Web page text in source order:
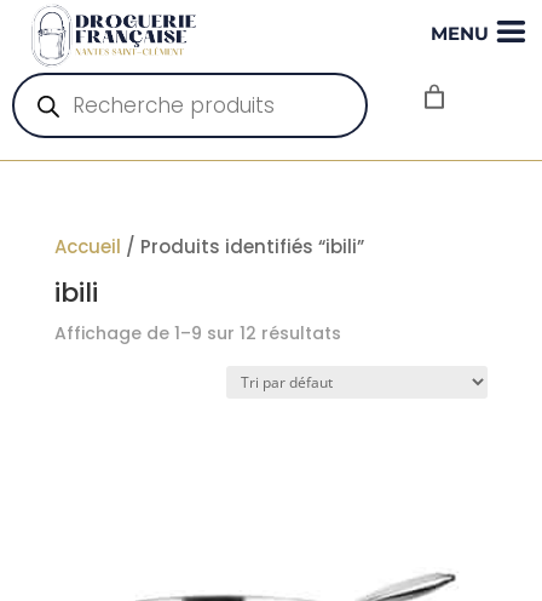
Recherche
de
produits
Accueil / Produits identifiés “ibili”
ibili
Affichage de 1–9 sur 12 résultats
MENU